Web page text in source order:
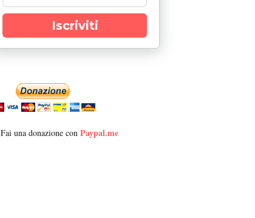
Iscriviti
Fai una donazione con Paypal.me